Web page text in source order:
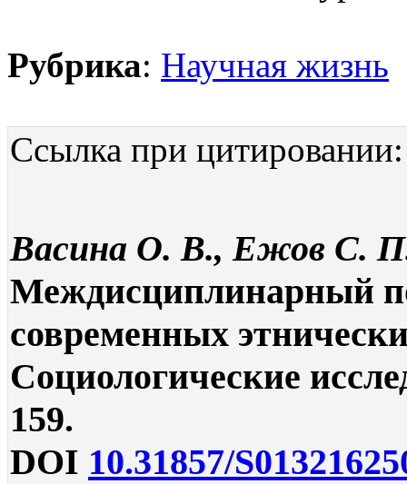
Рубрика: Научная жизнь
Ссылка при цитировании:
Васина О. В., Ежов С.
Междисциплинарный
современных
Социологические
159.
DOI 10.31857/